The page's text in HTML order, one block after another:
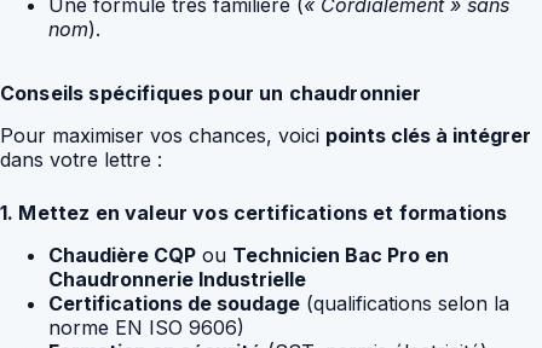
Une formule très familière (« Cordialement » sans
nom).
Conseils spécifiques pour un chaudronnier
Pour maximiser vos chances, voici points clés à intégrer
dans votre lettre :
1. Mettez en valeur vos certifications et formations
Chaudière CQP ou Technicien Bac Pro en
Chaudronnerie Industrielle
Certifications de soudage (qualifications selon la
norme EN ISO 9606)